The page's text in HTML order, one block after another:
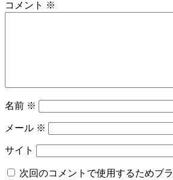
コメント ※
名前 ※
メール ※
サイト
次回のコメントで使用するためブ